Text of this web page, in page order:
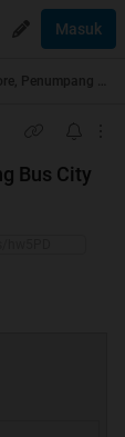
Masuk
Bus City